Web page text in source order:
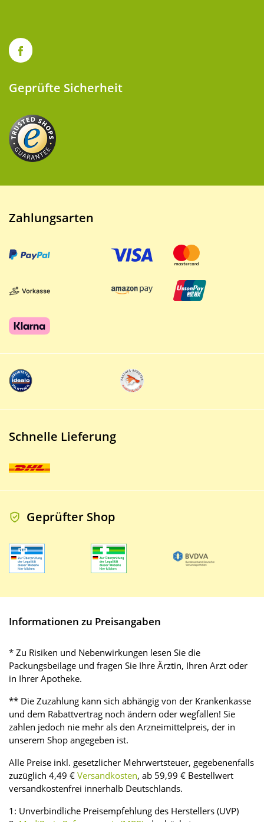
Geprüfte Sicherheit
Zahlungsarten
Schnelle Lieferung
Geprüfter Shop
Informationen zu Preisangaben
* Zu Risiken und Nebenwirkungen lesen Sie die
Packungsbeilage und fragen Sie Ihre Ärztin, Ihren Arzt oder
in Ihrer Apotheke.
** Die Zuzahlung kann sich abhängig von der Krankenkasse
und dem Rabattvertrag noch ändern oder wegfallen! Sie
zahlen jedoch nie mehr als den Arzneimittelpreis, der in
unserem Shop angegeben ist.
Alle Preise inkl. gesetzlicher Mehrwertsteuer, gegebenenfalls
zuzüglich 4,49 € Versandkosten, ab 59,99 € Bestellwert
versandkostenfrei innerhalb Deutschlands.
1: Unverbindliche Preisempfehlung des Herstellers (UVP)